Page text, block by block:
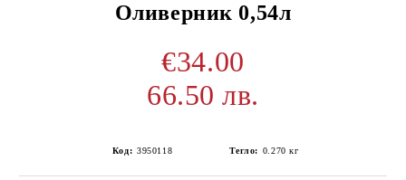
Оливерник 0,54л
€34.00
66.50 лв.
Код: 3950118 Тегло: 0.270 кг